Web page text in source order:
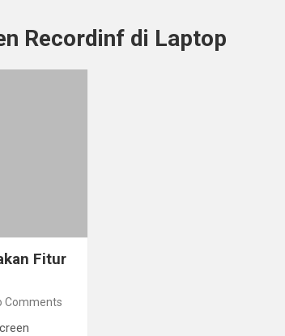
Recordinf di Laptop
Fitur
Comments